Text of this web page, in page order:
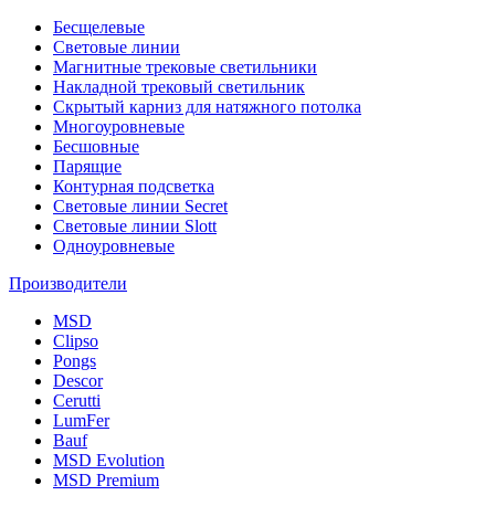
Бесщелевые
Световые линии
Магнитные трековые светильники
Накладной трековый светильник
Скрытый карниз для натяжного потолка
Многоуровневые
Бесшовные
Парящие
Контурная подсветка
Световые линии Secret
Световые линии Slott
Одноуровневые
Производители
MSD
Clipso
Pongs
Descor
Cerutti
LumFer
Bauf
MSD Evolution
MSD Premium